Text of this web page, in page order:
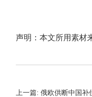
声明：本文所用素材
上一篇: 俄欧供断中国